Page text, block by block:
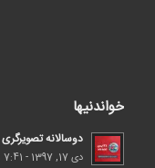
خواندنیها
دوسالانه تصویرگری تا ۱۲ بهمن
دی 17, 1397 - 7:41 ق.ظ